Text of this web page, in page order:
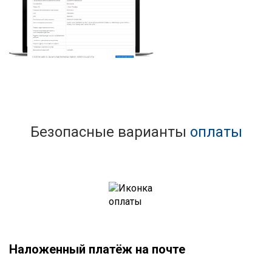
Безопасные варианты оплаты
Наложенный платёж на почте